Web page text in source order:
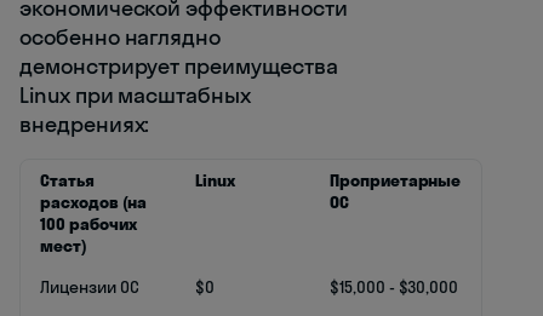
экономической эффективности
особенно наглядно
демонстрирует преимущества
Linux при масштабных
внедрениях:
Статья
расходов (на
100 рабочих
мест)
Linux
Проприетарные
ОС
Лицензии ОС $0
$15,000 - $30,000